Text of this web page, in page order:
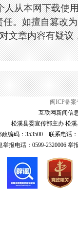
人从本网下载使
。如擅自篡改
文章内容有疑议
闽ICP备案
互联网新闻信
松溪县委宣传部主办 松
政编码：353500 联系电话：
报电话：0599-2320006 举